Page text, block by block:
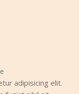
adipisicing elit.